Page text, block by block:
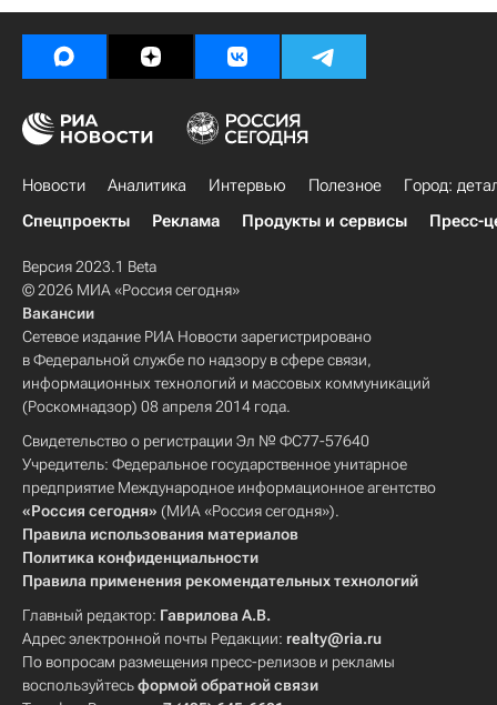
Новости Аналитика Интервью Полезное
Город:
Спецпроекты
Реклама Продукты и сервисы Пресс-
Версия 2023.1 Beta
© 2026 МИА «Россия сегодня»
Вакансии
Сетевое издание РИА Новости зарегистрировано
в Федеральной службе по надзору в сфере связи,
информационных технологий и массовых коммуникаций
(Роскомнадзор) 08 апреля 2014 года.
Свидетельство о регистрации Эл № ФС77-57640
Учредитель: Федеральное государственное унитарное
предприятие Международное информационное агентство
«Россия сегодня» (МИА «Россия сегодня»).
Правила использования материалов
Политика конфиденциальности
Правила применения рекомендательных технологий
Главный редактор: Гаврилова А.В.
Адрес электронной почты Редакции: realty@ria.ru
По вопросам размещения пресс-релизов и рекламы
воспользуйтесьформой обратной связи